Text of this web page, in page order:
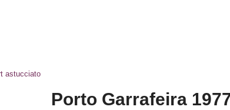
astucciato
Porto Garrafeira